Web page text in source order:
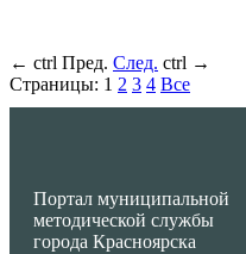
← ctrl Пред. След. ctrl →
Страницы: 1 2 3 4 Все
Портал муниципальной
методической службы
города Красноярска